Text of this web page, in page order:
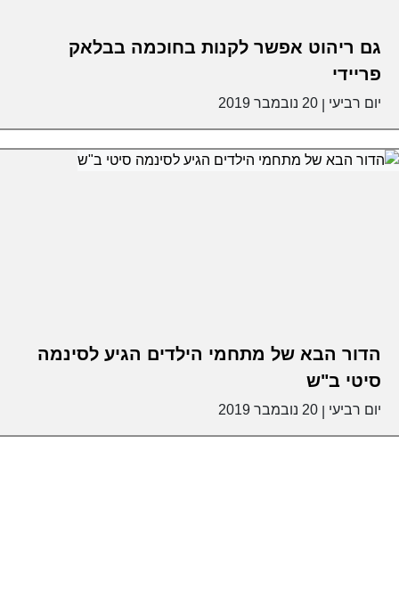
גם ריהוט אפשר לקנות בחוכמה בבלאק
פריידי
יום רביעי 20 נובמבר 2019
הדור הבא של מתחמי הילדים הגיע לסינמה
סיטי ב"ש
יום רביעי 20 נובמבר 2019